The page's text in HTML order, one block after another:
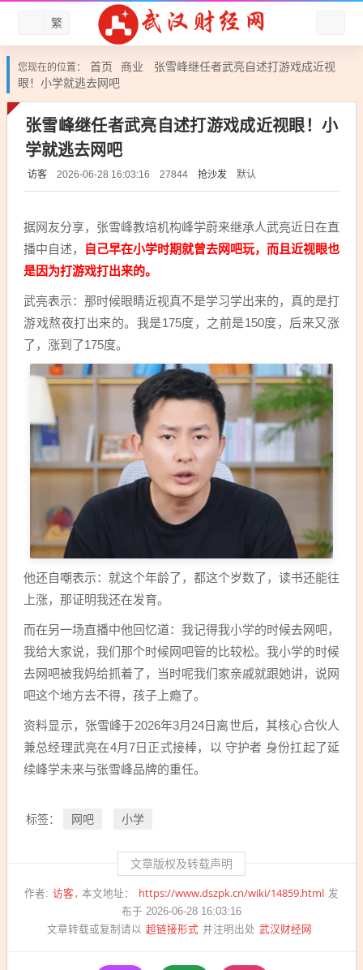
繁
您现在的位置： 首页 商业
张雪峰继任者武亮自述打游戏成近视
眼！小学就逃去网吧
张雪峰继任者武亮自述打游戏成近视眼！小
学就逃去网吧
访客 2026-06-28 16:03:16 27844 抢沙发 默认
据网友分享，张雪峰教培机构峰学蔚来继承人武亮近日在直
播中自述，
自己早在小学时期就曾去网吧玩，而且近视眼也
是因为打游戏打出来的。
武亮表示：那时候眼睛近视真不是学习学出来的，真的是打
游戏熬夜打出来的。我是175度，之前是150度，后来又涨
了，涨到了175度。
他还自嘲表示：就这个年龄了，都这个岁数了，读书还能往
上涨，那证明我还在发育。
而在另一场直播中他回忆道：我记得我小学的时候去网吧，
我给大家说，我们那个时候网吧管的比较松。我小学的时候
去网吧被我妈给抓着了，当时呢我们家亲戚就跟她讲，说网
吧这个地方去不得，孩子上瘾了。
资料显示，张雪峰于2026年3月24日离世后，其核心合伙人
兼总经理武亮在4月7日正式接棒，以 守护者 身份扛起了延
续峰学未来与张雪峰品牌的重任。
标签： 网吧 小学
文章版权及转载声明
作者: 访客 本文地址： https://www.dszpk.cn/wiki/14859.html 发
布于 2026-06-28 16:03:16
文章转载或复制请以 超链接形式 并注明出处 武汉财经网